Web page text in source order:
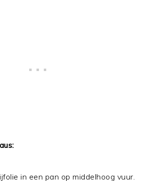
in een pan op middelhoog vuur.